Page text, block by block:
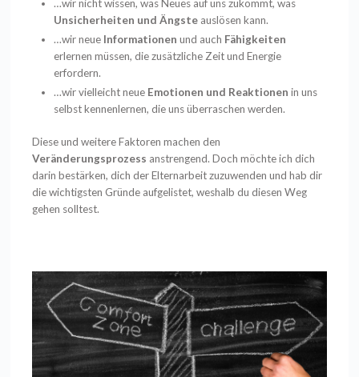
…wir nicht wissen, was Neues auf uns zukommt, was
Unsicherheiten und Ängste auslösen kann.
…wir neue Informationen und auch Fähigkeiten
erlernen müssen, die zusätzliche Zeit und Energie
erfordern.
…wir vielleicht neue Emotionen und Reaktionen in uns
selbst kennenlernen, die uns überraschen werden.
Diese und weitere Faktoren machen den
Veränderungsprozess anstrengend. Doch möchte ich dich
darin bestärken, dich der Elternarbeit zuzuwenden und hab dir
die wichtigsten Gründe aufgelistet, weshalb du diesen Weg
gehen solltest.